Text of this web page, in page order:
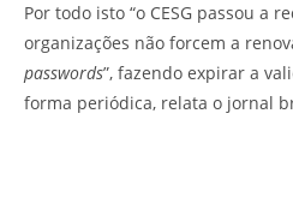
Por todo isto “o CESG passou a
organizações não forcem a
passwords”, fazendo expirar a
forma periódica, relata o jornal